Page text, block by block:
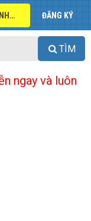
ĐĂNG NHẬP ĐĂNG KÝ
TÌM
ngay và luôn